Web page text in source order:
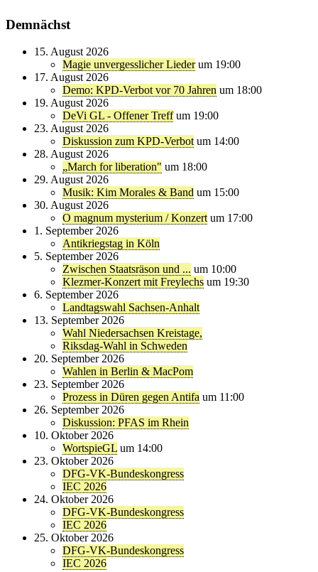
Demnächst
15. August 2026
Magie unvergesslicher Lieder um 19:00
17. August 2026
Demo: KPD-Verbot vor 70 Jahren um 18:00
19. August 2026
DeVi GL - Offener Treff um 19:00
23. August 2026
Diskussion zum KPD-Verbot um 14:00
28. August 2026
„March for liberation" um 18:00
29. August 2026
Musik: Kim Morales & Band um 15:00
30. August 2026
O magnum mysterium / Konzert um 17:00
1. September 2026
Antikriegstag in Köln
5. September 2026
Zwischen Staatsräson und ... um 10:00
Klezmer-Konzert mit Freylechs um 19:30
6. September 2026
Landtagswahl Sachsen-Anhalt
13. September 2026
Wahl Niedersachsen Kreistage,
Riksdag-Wahl in Schweden
20. September 2026
Wahlen in Berlin & MacPom
23. September 2026
Prozess in Düren gegen Antifa um 11:00
26. September 2026
Diskussion: PFAS im Rhein
10. Oktober 2026
WortspieGL um 14:00
23. Oktober 2026
DFG-VK-Bundeskongress
IEC 2026
24. Oktober 2026
DFG-VK-Bundeskongress
IEC 2026
25. Oktober 2026
DFG-VK-Bundeskongress
IEC 2026